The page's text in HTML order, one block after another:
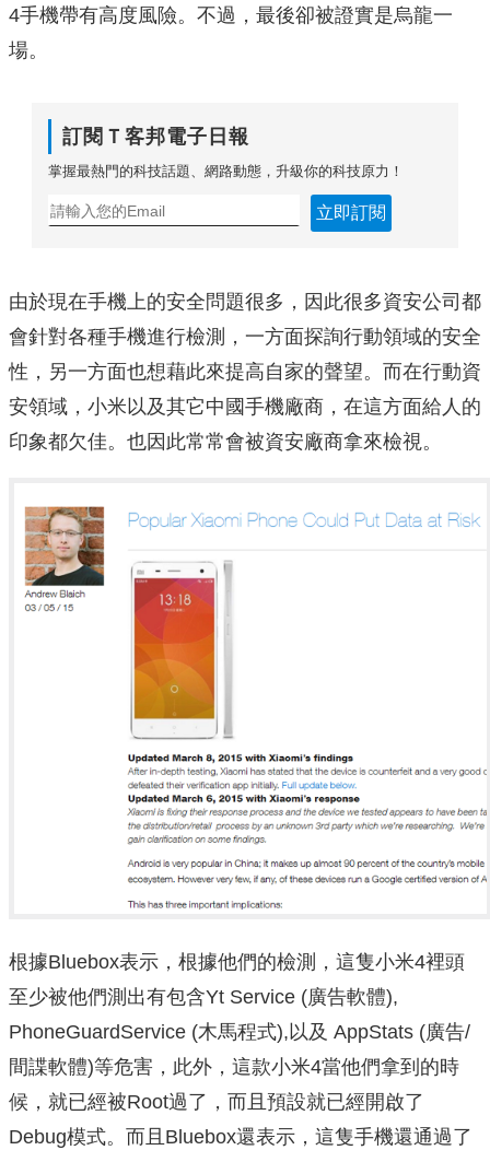
4手機帶有高度風險。不過，最後卻被證實是烏龍一
場。
訂閱Ｔ客邦電子日報
掌握最熱門的科技話題、網路動態，升級你的科技原力！
立即訂閱
由於現在手機上的安全問題很多，因此很多資安公司都
會針對各種手機進行檢測，一方面探詢行動領域的安全
性，另一方面也想藉此來提高自家的聲望。而在行動資
安領域，小米以及其它中國手機廠商，在這方面給人的
印象都欠佳。也因此常常會被資安廠商拿來檢視。
根據Bluebox表示，根據他們的檢測，這隻小米4裡頭
至少被他們測出有包含Yt Service (廣告軟體),
PhoneGuardService (木馬程式),以及 AppStats (廣告/
間諜軟體)等危害，此外，這款小米4當他們拿到的時
候，就已經被Root過了，而且預設就已經開啟了
Debug模式。而且Bluebox還表示，這隻手機還通過了